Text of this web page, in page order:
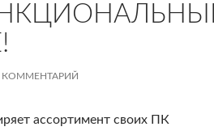
КОММЕНТАРИЙ
ассортимент своих ПК